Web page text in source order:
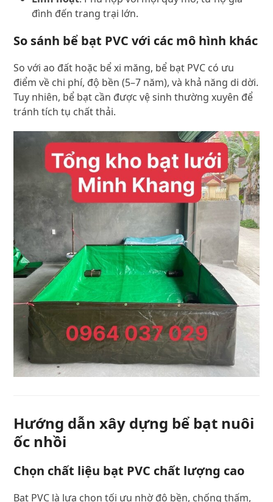
đình đến trang trại lớn.
So sánh bể bạt PVC với các mô hình khác
So với ao đất hoặc bể xi măng, bể bạt PVC có ưu
điểm về chi phí, độ bền (5–7 năm), và khả năng di dời.
Tuy nhiên, bể bạt cần được vệ sinh thường xuyên để
tránh tích tụ chất thải.
Hướng dẫn xây dựng bể bạt nuôi
ốc nhồi
Chọn chất liệu bạt PVC chất lượng cao
Bạt PVC là lựa chọn tối ưu nhờ độ bền, chống thấm,